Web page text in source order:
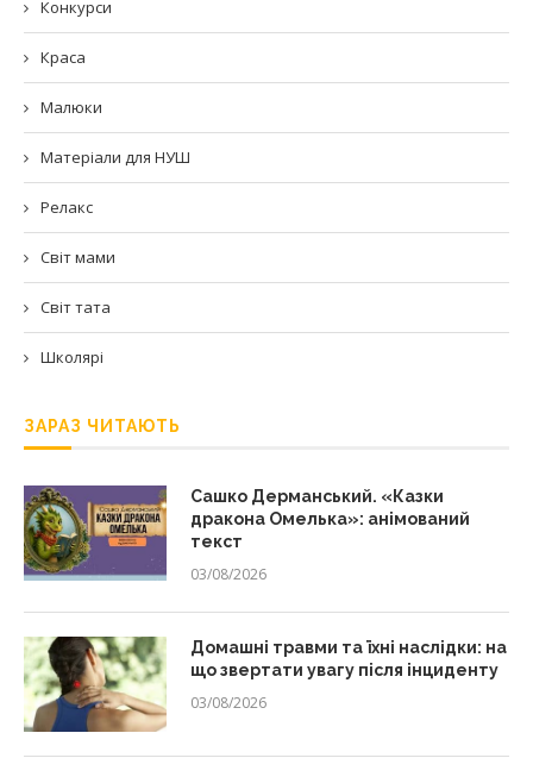
Конкурси
Краса
Малюки
Матеріали для НУШ
Релакс
Світ мами
Світ тата
Школярі
ЗАРАЗ ЧИТАЮТЬ
Сашко Дерманський. «Казки
дракона Омелька»: анімований
текст
03/08/2026
Домашні травми та їхні наслідки: на
що звертати увагу після інциденту
03/08/2026